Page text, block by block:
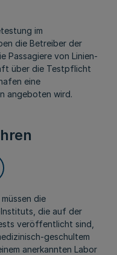
im
die Betreiber der
Passagiere von Linien-
über die Testpflicht
eine
angeboten wird.
die
die auf der
veröffentlicht sind,
geschultem
anerkannten Labor